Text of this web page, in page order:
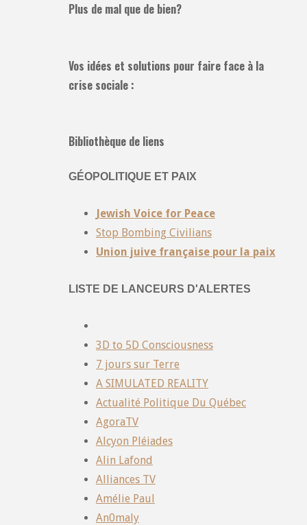
Plus de mal que de bien?
Vos idées et solutions pour faire face à la
crise sociale :
Bibliothèque de liens
GÉOPOLITIQUE ET PAIX
Jewish Voice for Peace
Stop Bombing Civilians
Union juive française pour la paix
LISTE DE LANCEURS D'ALERTES
3D to 5D Consciousness
7 jours sur Terre
A SIMULATED REALITY
Actualité Politique Du Québec
AgoraTV
Alcyon Pléiades
Alin Lafond
Alliances TV
Amélie Paul
An0maly